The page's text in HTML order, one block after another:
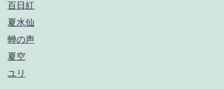
百日紅
夏水仙
蝉の声
夏空
ユリ